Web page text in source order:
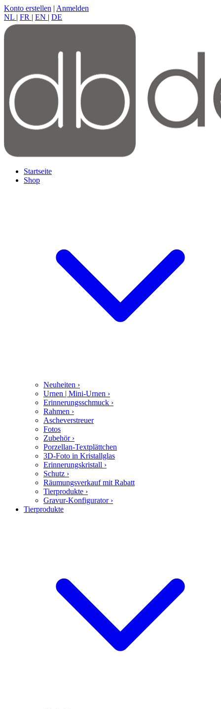
Konto erstellen | Anmelden
NL | FR | EN | DE
Startseite
Shop
Neuheiten ›
Urnen | Mini-Urnen ›
Erinnerungsschmuck ›
Rahmen ›
Ascheverstreuer
Fotos
Zubehör ›
Porzellan-Textplättchen
3D-Foto in Kristallglas
Erinnerungskristall ›
Schutz ›
Räumungsverkauf mit Rabatt
Tierprodukte ›
Gravur-Konfigurator ›
Tierprodukte